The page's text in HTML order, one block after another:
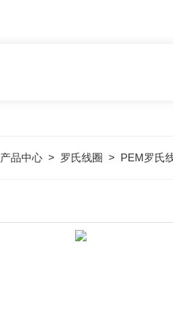
产品中心 > 罗氏线圈 > PEM罗氏